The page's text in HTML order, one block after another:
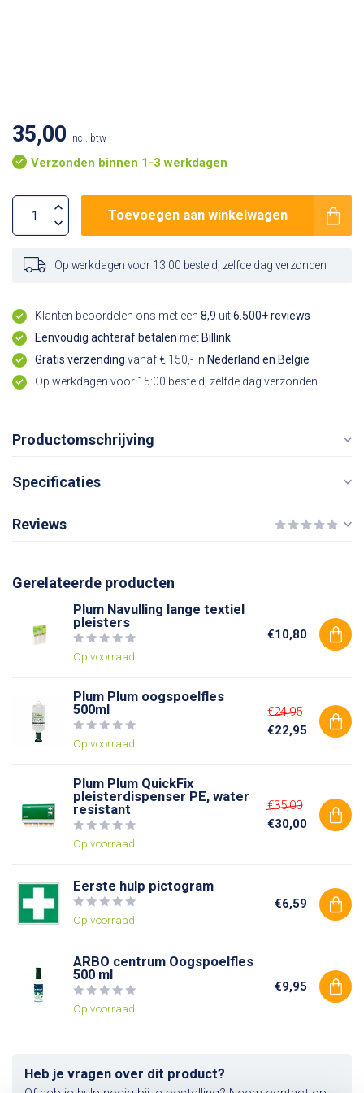
35,00 Incl. btw
Verzonden binnen 1-3 werkdagen
Toevoegen aan winkelwagen
Op werkdagen voor 13:00 besteld, zelfde dag verzonden
Klanten beoordelen ons met een 8,9 uit6.500+ reviews
Eenvoudig achteraf betalen met Billink
Gratis verzending vanaf € 150,- in Nederland en België
Op werkdagen voor 15:00 besteld, zelfde dag verzonden
Productomschrijving
Specificaties
Reviews
Gerelateerde producten
Plum Navulling lange textiel
pleisters
Op voorraad
€10,80
Plum Plum oogspoelfles
500ml
Op voorraad
€24,95
€22,95
Plum Plum QuickFix
pleisterdispenser PE, water
resistant
Op voorraad
€35,00
€30,00
Eerste hulp pictogram
Op voorraad
€6,59
ARBO centrum Oogspoelfles
500 ml
Op voorraad
€9,95
Heb je vragen over dit product?